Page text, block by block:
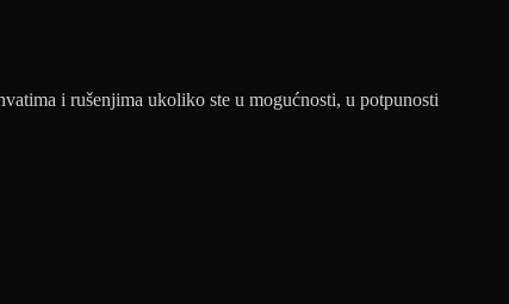
i rušenjima ukoliko ste u mogućnosti, u potpunosti